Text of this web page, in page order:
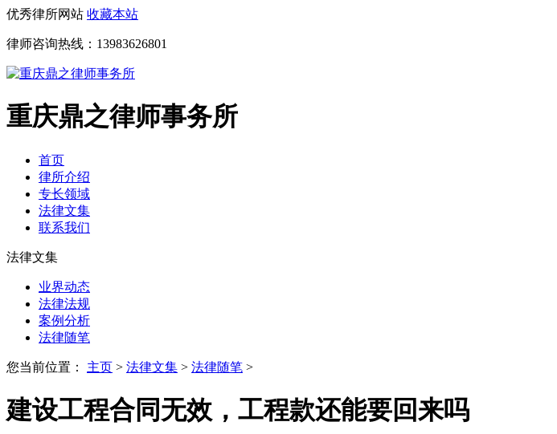
优秀律所网站 收藏本站
律师咨询热线： 13983626801
重庆鼎之律师事务所
首页
律所介绍
专长领域
法律文集
联系我们
法律文集
业界动态
法律法规
案例分析
法律随笔
您当前位置： 主页 > 法律文集 > 法律随笔 >
建设工程合同无效，工程款还能要回来吗